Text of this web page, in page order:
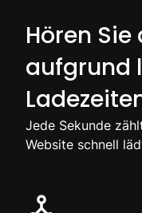
Hören
aufgrund
Jede Sekunde
Website schnell